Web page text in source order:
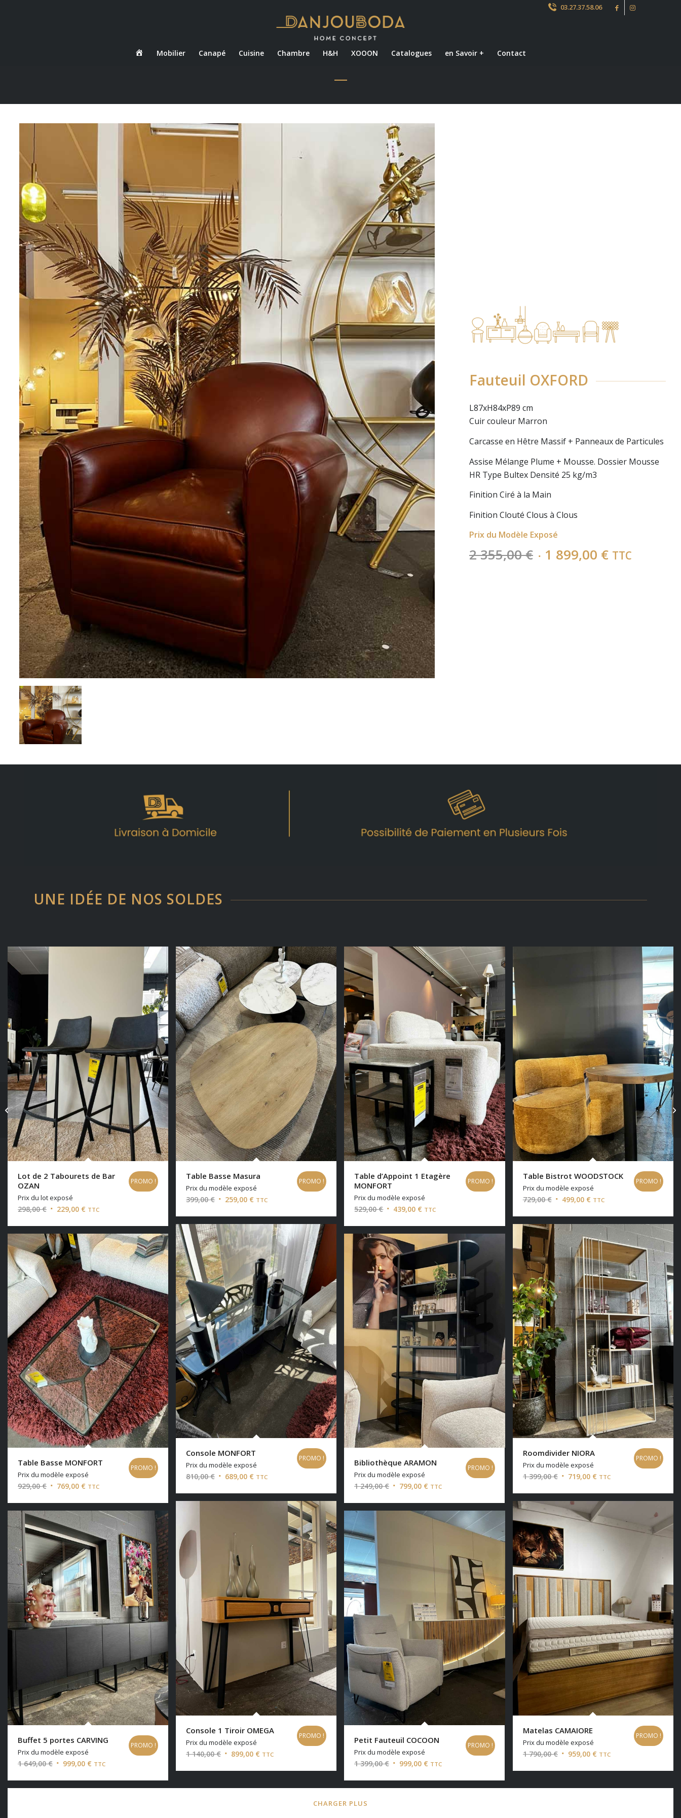
03.27.37.58.06
DanjouMobilier Canapé Cuisine Chambre H&H XOOON Catalogues en Savoir + Contact
Fauteuil OXFORD
L87xH84xP89 cm
Cuir couleur Marron
Carcasse en Hêtre Massif + Panneaux de Particules
Assise Mélange Plume + Mousse. Dossier Mousse
HR Type Bultex Densité 25 kg/m3
Finition Ciré à la Main
Finition Clouté Clous à Clous
Prix du Modèle Exposé
2 355,00€ Le1 899,00 €Le
TTC
UNE IDÉE DE NOS SOLDES
Lot de 2 Tabourets de Bar
OZAN
Prix du lot exposé
298,00€ Le
initial
était :
298,00 €.
229,00 € Le
actuel
est :
229,00 €.
TTC
PROMO !
Table Basse Masura
Prix du modèle exposé
399,00€ Le
initial
était :
399,00 €.
259,00 € Le
actuel
est :
259,00 €.
TTC
PROMO !
Table d’Appoint 1 Etagère
MONFORT
Prix du modèle exposé
529,00€ Le
initial
était :
529,00 €.
439,00 € Le
actuel
est :
TTC
PROMO !
Table Bistrot WOODSTOCK
Prix du modèle exposé
729,00€ Le
initial
était :
729,00 €.
499,00 €Le
actuel
est :
499,00 €.
TTC
PROMO !
Console MONFORT
Prix du modèle exposé
810,00€ Le
initial
689,00 € Le
actuel
TTC
PROMO !
Roomdivider NIORA
Prix du modèle exposé
1 399,00€ Le
initial
était :
399,00 €.
719,00 €Le
actuel
est :
719,00 €.
TTC
PROMO !
Table Basse MONFORT
Prix du modèle exposé
929,00€ Le
initial
était :
929,00 €.
769,00 € Le
actuel
est :
769,00 €.
TTC
PROMO !
Bibliothèque ARAMON
Prix du modèle exposé
1 249,00€ Le
initial
799,00 € Le
actuel
est :
TTC
PROMO !
Console 1 Tiroir OMEGA
Prix du modèle exposé
1 140,00€ Le
était :
899,00 € Le
est :
TTC
PROMO !
Matelas CAMAIORE
Prix du modèle exposé
1 790,00€ Le
était :
959,00 €Le
est :
TTC
PROMO !
Buffet 5 portes CARVING
Prix du modèle exposé
1 649,00€ Le
initial
999,00 € Le
actuel
TTC
PROMO !
Petit Fauteuil COCOON
Prix du modèle exposé
1 399,00€ Le
initial
999,00 € Le
actuel
TTC
PROMO !
CHARGER PLUS
Meuble TV Hifi 2 Portes
OMEGA